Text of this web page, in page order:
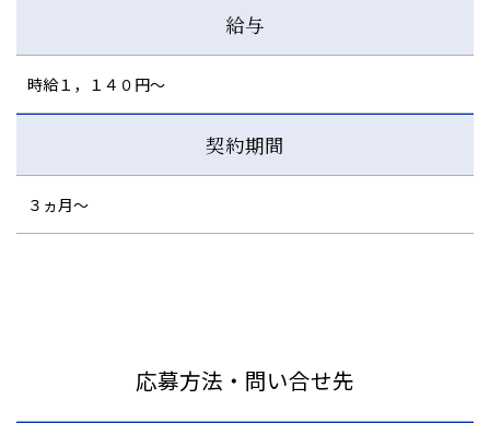
給与
時給１，１４０円～
契約期間
３ヵ月～
応募方法・問い合せ先